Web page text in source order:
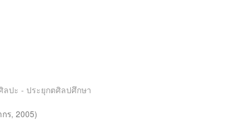
ลปะ - ประยุกตศิลปศึกษา
ร,2005)